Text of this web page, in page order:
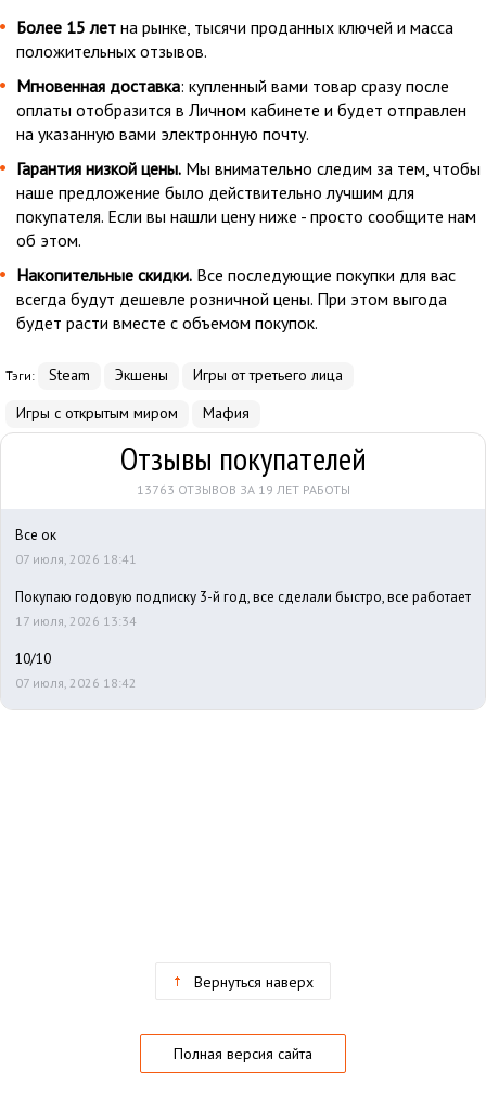
Более 15 лет на рынке, тысячи проданных ключей и масса
положительных отзывов.
Мгновенная доставка: купленный вами товар сразу после
оплаты отобразится в Личном кабинете и будет отправлен
на указанную вами электронную почту.
Гарантия низкой цены. Мы внимательно следим за тем, чтобы
наше предложение было действительно лучшим для
покупателя. Если вы нашли цену ниже - просто сообщите нам
об этом.
Накопительные скидки. Все последующие покупки для вас
всегда будут дешевле розничной цены. При этом выгода
будет расти вместе с объемом покупок.
Тэги: Steam Экшены
Игры от третьего лица
Игры с открытым миром
Мафия
Отзывы покупателей
13763 ОТЗЫВОВ ЗА 19 ЛЕТ РАБОТЫ
Все ок
07 июля, 2026 18:41
Покупаю годовую подписку 3-й год, все сделали быстро, все работает
17 июля, 2026 13:34
10/10
07 июля, 2026 18:42
Вернуться наверх
Полная версия сайта